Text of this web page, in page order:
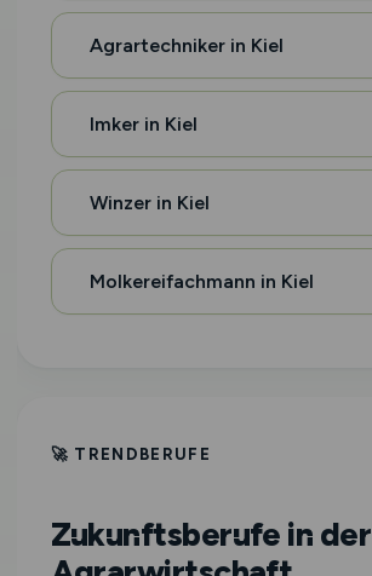
Agrartechniker in Kiel
Imker in Kiel
Winzer in Kiel
Molkereifachmann in Kiel
🚀 TRENDBERUFE
Zukunftsberufe in der